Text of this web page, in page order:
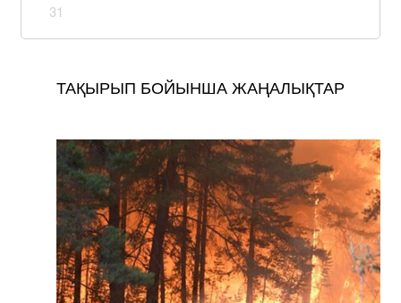
31
ТАҚЫРЫП БОЙЫНША ЖАҢАЛЫҚТАР